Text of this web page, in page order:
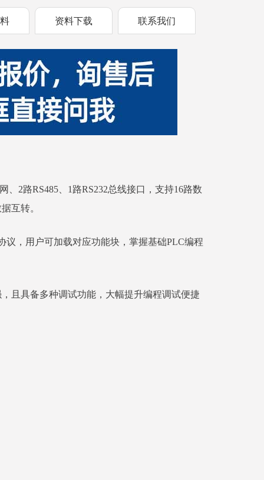
资料下载 联系我们
2路RS485、1路RS232总线接口，支持16路数
互转。
议，用户可加载对应功能块，掌握基础PLC编程
且具备多种调试功能，大幅提升编程调试便捷